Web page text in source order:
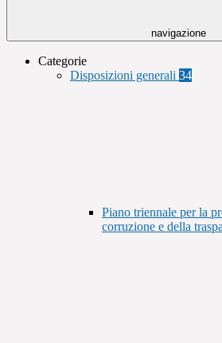
navigazione
Categorie
Disposizioni generali 34
Piano triennale per la
corruzione e della